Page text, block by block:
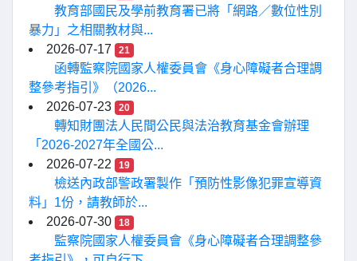
教育部國民及學前教育署已將「網路／數位性別
暴力」之相關教材與...
2026-07-17
21
函轉監察院國家人權委員會《身心障礙者合理調
整參考指引》（2026...
2026-07-23
20
轉知財團法人民間公民與法治教育基金會辦理
「2026-2027年全國公...
2026-07-22
19
檢送內政部警政署製作「預防性影像犯罪宣導資
料」1份，請教師於...
2026-07-30
18
監察院國家人權委員會《身心障礙者合理調整參